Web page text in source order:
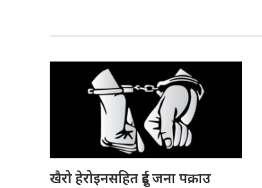
खैरो हेरोइनसहित दुई जना पक्राउ